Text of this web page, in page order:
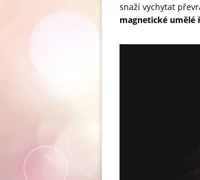
snaží vychytat
magnetické umělé